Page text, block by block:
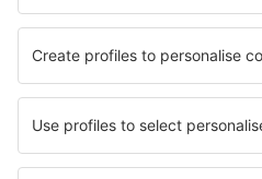
Hoteluri în Pacs del Penedes
Hoteluri în Canacona Hoteluri
Hoteluri în Petrindu Hoteluri